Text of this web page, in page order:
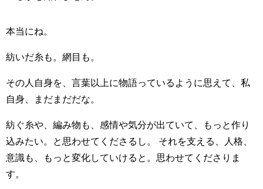
本当にね。
紡いだ糸も。網目も。
その人自身を、言葉以上に物語っているように思えて、私
自身、まだまだだな。
紡ぐ糸や、編み物も、感情や気分が出ていて、もっと作り
込みたい。と思わせてくださるし。 それを支える、人格、
意識も、もっと変化していけると。思わせてくださりま
す。